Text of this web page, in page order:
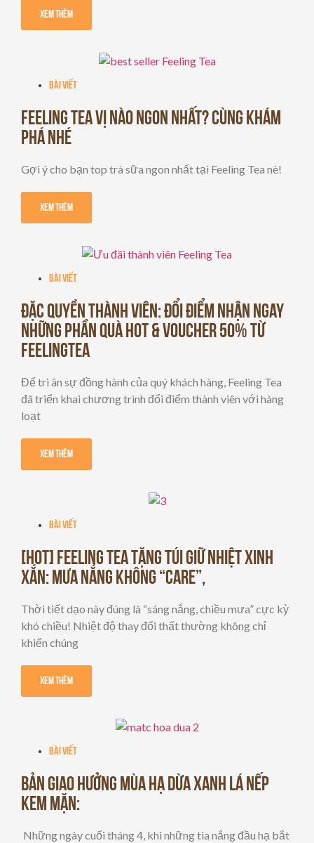
Xem Thêm
Bài viết
FEELING TEA VỊ NÀO NGON NHẤT? CÙNG KHÁM
PHÁ NHÉ
Gợi ý cho bạn top trà sữa ngon nhất tại Feeling Tea nè!
Xem Thêm
Bài viết
ĐẶC QUYỀN THÀNH VIÊN: ĐỔI ĐIỂM NHẬN NGAY
NHỮNG PHẦN QUÀ HOT & VOUCHER 50% TỪ
FEELINGTEA
Để tri ân sự đồng hành của quý khách hàng, Feeling Tea
đã triển khai chương trình đổi điểm thành viên với hàng
loạt
Xem Thêm
Bài viết
[HOT] FEELING TEA TẶNG TÚI GIỮ NHIỆT XINH
XẮN: MƯA NẮNG KHÔNG “CARE”,
Thời tiết dạo này đúng là “sáng nắng, chiều mưa” cực kỳ
khó chiều! Nhiệt độ thay đổi thất thường không chỉ
khiến chúng
Xem Thêm
Bài viết
BẢN GIAO HƯỞNG MÙA HẠ DỪA XANH LÁ NẾP
KEM MẶN:
Những ngày cuối tháng 4, khi những tia nắng đầu hạ bắt